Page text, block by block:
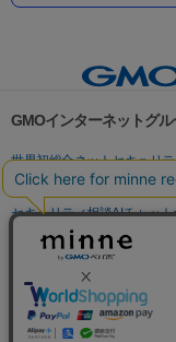
GMOインターネットグ
世界初総合ネットセキュリ
パスワード漏洩診断
セキュリティ相談AIチャット
実在証明・盗聴対策
サイバー攻撃対策（GMO
セキュリティ事業の軌跡